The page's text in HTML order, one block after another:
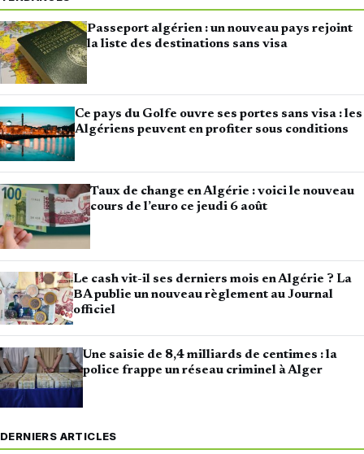
Passeport algérien : un nouveau pays rejoint
la liste des destinations sans visa
Ce pays du Golfe ouvre ses portes sans visa : les
Algériens peuvent en profiter sous conditions
Taux de change en Algérie : voici le nouveau
cours de l’euro ce jeudi 6 août
Le cash vit-il ses derniers mois en Algérie ? La
BA publie un nouveau règlement au Journal
officiel
Une saisie de 8,4 milliards de centimes : la
police frappe un réseau criminel à Alger
DERNIERS ARTICLES